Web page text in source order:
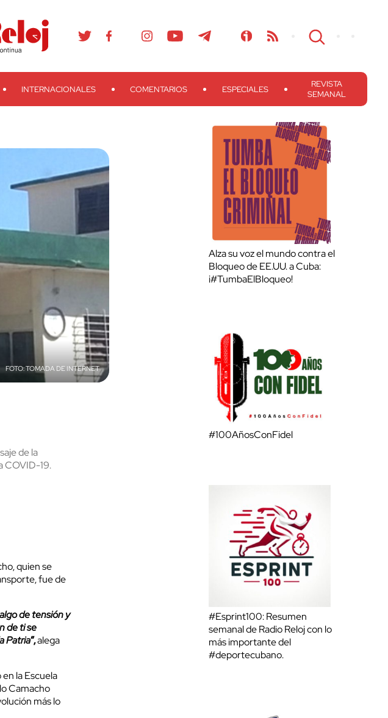
INTERNACIONALES COMENTARIOS ESPECIALES
REVISTA
SEMANAL
TOMADA DE INTERNET
de la
COVID-19.
quien se
fue de
de tensión y
de ti se
Patria”,alega
la Escuela
Camacho
más lo
Alza su voz el mundo contra el
Bloqueo de EE.UU. a Cuba:
¡#TumbaElBloqueo!
#100AñosConFidel
#Esprint100: Resumen
semanal de Radio Reloj con lo
más importante del
#deportecubano.